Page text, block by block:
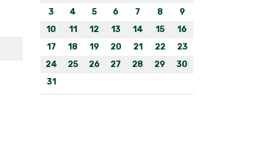
3
4 5 6 7 8
9
10
11 12 13 14 15
16
17
18 19 20 21 22
23
24
25 26 27 28 29
30
31